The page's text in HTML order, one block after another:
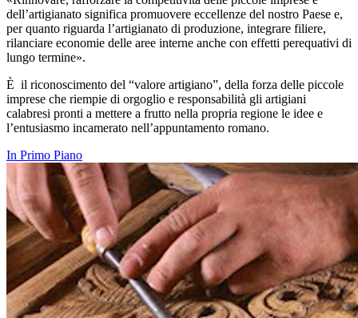
dell’artigianato significa promuovere eccellenze del nostro Paese e,
per quanto riguarda l’artigianato di produzione, integrare filiere,
rilanciare economie delle aree interne anche con effetti perequativi di
lungo termine».
È il riconoscimento del “valore artigiano”, della forza delle piccole
imprese che riempie di orgoglio e responsabilità gli artigiani
calabresi pronti a mettere a frutto nella propria regione le idee e
l’entusiasmo incamerato nell’appuntamento romano.
In Primo Piano